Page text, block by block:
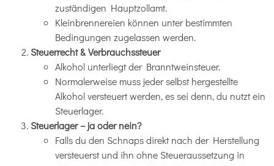
zuständigen Hauptzollamt.
Kleinbrennereien können unter bestimmten
Bedingungen zugelassen werden.
Steuerrecht & Verbrauchssteuer
Alkohol unterliegt der Branntweinsteuer.
Normalerweise muss jeder selbst hergestellte
Alkohol versteuert werden, es sei denn, du nutzt ein
Steuerlager.
Steuerlager – ja oder nein?
Falls du den Schnaps direkt nach der Herstellung
versteuerst und ihn ohne Steueraussetzung in